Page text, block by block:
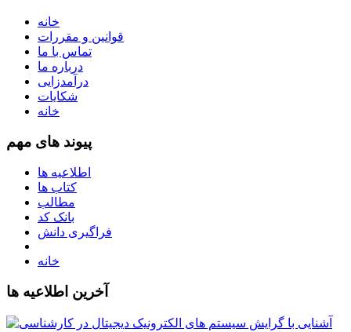
خانه
قوانین و مقررات
تماس با ما
درباره ما
درآمدزایی
شکایات
خانه
پیوند های مهم
اطلاعیه ها
کتاب ها
مطالب
بانک کد
فراگیری دانش
خانه
آخرین اطلاعیه ها